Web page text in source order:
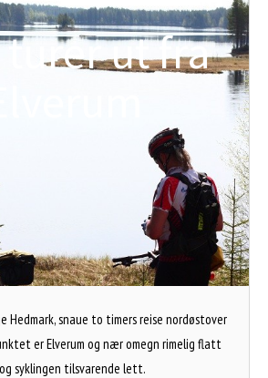
turer ut fra
Hedmark, snaue to timers reise nordøstover
er Elverum og nær omegn rimelig flatt
syklingen tilsvarende lett.